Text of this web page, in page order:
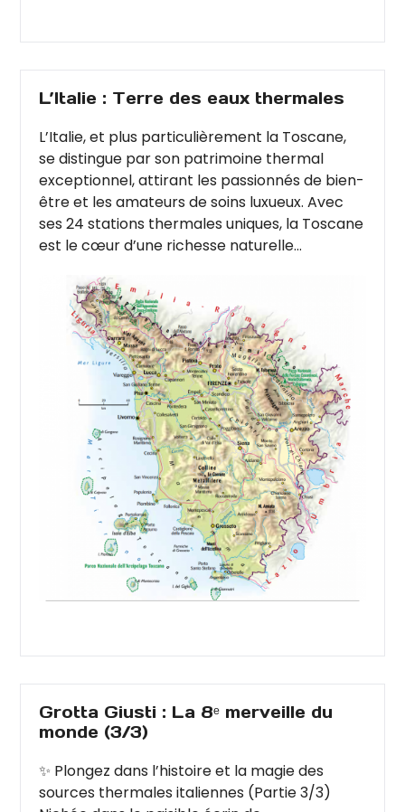
L’Italie : Terre des eaux thermales
L’Italie, et plus particulièrement la Toscane,
se distingue par son patrimoine thermal
exceptionnel, attirant les passionnés de bien-
être et les amateurs de soins luxueux. Avec
ses 24 stations thermales uniques, la Toscane
est le cœur d’une richesse naturelle...
Grotta Giusti : La 8ᵉ merveille du
monde (3/3)
✨ Plongez dans l’histoire et la magie des
sources thermales italiennes (Partie 3/3)